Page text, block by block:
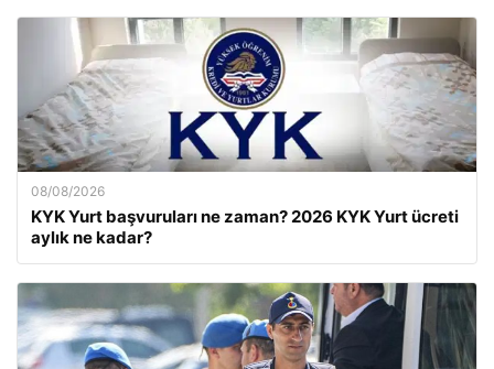
08/08/2026
KYK Yurt başvuruları ne zaman? 2026 KYK Yurt ücreti
aylık ne kadar?